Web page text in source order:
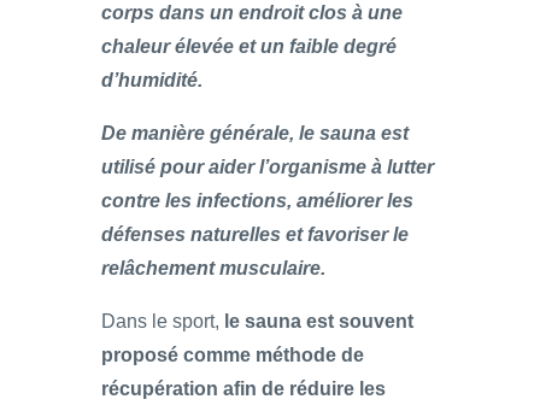
corps dans un endroit clos à une
chaleur élevée et un faible degré
d’humidité.
De manière générale, le sauna est
utilisé pour aider l’organisme à lutter
contre les infections, améliorer les
défenses naturelles et favoriser le
relâchement musculaire.
Dans le sport, le sauna est souvent
proposé comme méthode de
récupération afin de réduire les